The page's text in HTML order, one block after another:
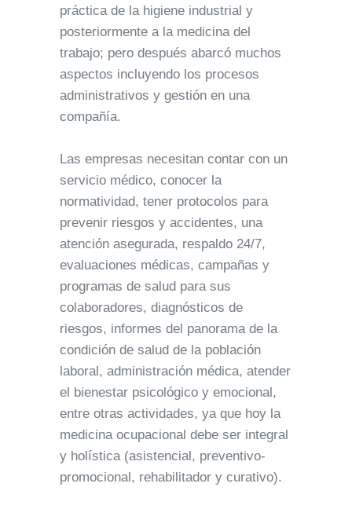
práctica de la higiene industrial y
posteriormente a la medicina del
trabajo; pero después abarcó muchos
aspectos incluyendo los procesos
administrativos y gestión en una
compañía.
Las empresas necesitan contar con un
servicio médico, conocer la
normatividad, tener protocolos para
prevenir riesgos y accidentes, una
atención asegurada, respaldo 24/7,
evaluaciones médicas, campañas y
programas de salud para sus
colaboradores, diagnósticos de
riesgos, informes del panorama de la
condición de salud de la población
laboral, administración médica, atender
el bienestar psicológico y emocional,
entre otras actividades, ya que hoy la
medicina ocupacional debe ser integral
y holística (asistencial, preventivo-
promocional, rehabilitador y curativo).